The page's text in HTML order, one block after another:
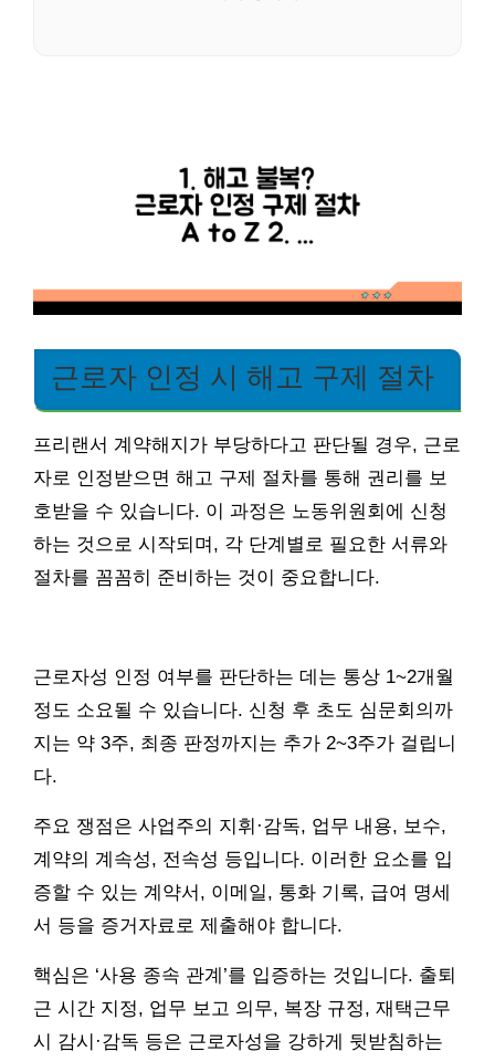
근로자 인정 시 해고 구제 절차
프리랜서 계약해지가 부당하다고 판단될 경우, 근로
자로 인정받으면 해고 구제 절차를 통해 권리를 보
호받을 수 있습니다. 이 과정은 노동위원회에 신청
하는 것으로 시작되며, 각 단계별로 필요한 서류와
절차를 꼼꼼히 준비하는 것이 중요합니다.
근로자성 인정 여부를 판단하는 데는 통상 1~2개월
정도 소요될 수 있습니다. 신청 후 초도 심문회의까
지는 약 3주, 최종 판정까지는 추가 2~3주가 걸립니
다.
주요 쟁점은 사업주의 지휘·감독, 업무 내용, 보수,
계약의 계속성, 전속성 등입니다. 이러한 요소를 입
증할 수 있는 계약서, 이메일, 통화 기록, 급여 명세
서 등을 증거자료로 제출해야 합니다.
핵심은 ‘사용 종속 관계’를 입증하는 것입니다. 출퇴
근 시간 지정, 업무 보고 의무, 복장 규정, 재택근무
시 감시·감독 등은 근로자성을 강하게 뒷받침하는